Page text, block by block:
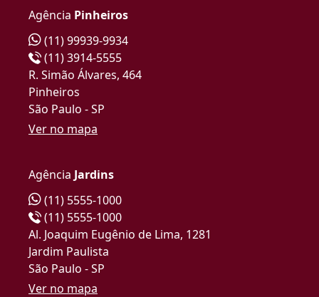
Agência Pinheiros
(11) 99939-9934
(11) 3914-5555
R. Simão Álvares, 464
Pinheiros
São Paulo - SP
Ver no mapa
Agência Jardins
(11) 5555-1000
(11) 5555-1000
Al. Joaquim Eugênio de Lima, 1281
Jardim Paulista
São Paulo - SP
Ver no mapa